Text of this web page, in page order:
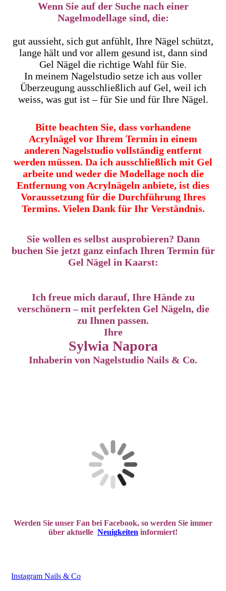
Wenn Sie auf der Suche nach einer
Nagelmodellage sind, die:
gut aussieht, sich gut anfühlt, Ihre Nägel schützt,
lange hält und vor allem gesund ist, dann sind
Gel Nägel die richtige Wahl für Sie.
In meinem Nagelstudio setze ich aus voller
Überzeugung ausschließlich auf Gel, weil ich
weiss, was gut ist – für Sie und für Ihre Nägel.
Bitte beachten Sie, dass vorhandene
Acrylnägel vor Ihrem Termin in einem
anderen Nagelstudio vollständig entfernt
werden müssen. Da ich ausschließlich mit Gel
arbeite und weder die Modellage noch die
Entfernung von Acrylnägeln anbiete, ist dies
Voraussetzung für die Durchführung Ihres
Termins. Vielen Dank für Ihr Verständnis.
Sie wollen es selbst ausprobieren? Dann
buchen Sie jetzt ganz einfach Ihren Termin für
Gel Nägel in Kaarst:
Ich freue mich darauf, Ihre Hände zu
verschönern – mit perfekten Gel Nägeln, die
zu Ihnen passen.
Ihre
Sylwia Napora
Inhaberin von Nagelstudio Nails & Co.
Werden Sie unser Fan bei Facebook, so werden Sie immer
über aktuelle Neuigkeiten informiert!
Instagram Nails & Co